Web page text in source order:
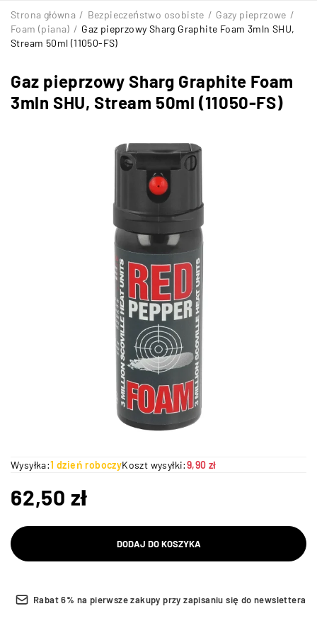
Gaz pieprzowy Sharg Graphite Foam
3mln SHU, Stream 50ml (11050-FS)
Strona główna / Bezpieczeństwo osobiste / Gazy pieprzowe /
Foam (piana) / Gaz pieprzowy Sharg Graphite Foam 3mln SHU,
Stream 50ml (11050-FS)
Wysyłka:1 dzień roboczyKoszt wysyłki:9,90 zł
62,50 zł
DODAJ DO KOSZYKA
Rabat 6% na pierwsze zakupy przy zapisaniu się do newslettera